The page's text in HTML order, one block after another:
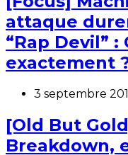
attaque
“Rap Devil”
exactement
3 septembre
[Old But
Breakdown,